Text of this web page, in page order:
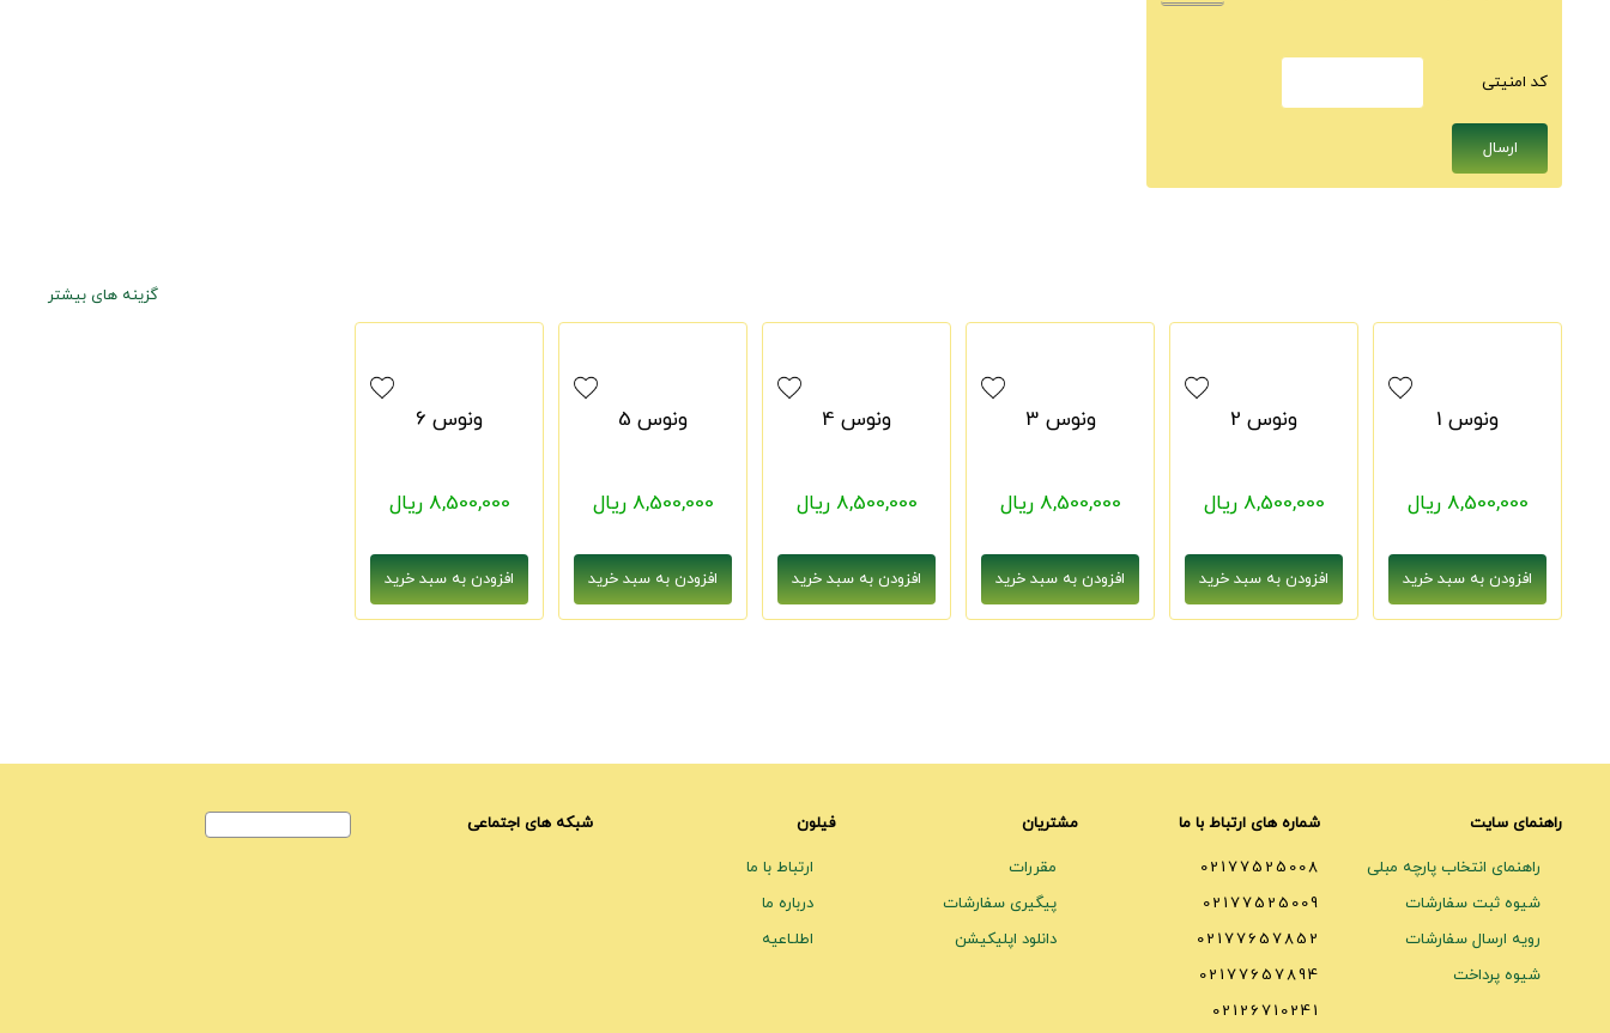
كد امنيتى
گزینه های بیشتر
ونوس 1
8,500,000 ریال
ونوس 2
8,500,000 ریال
ونوس 3
8,500,000 ریال
ونوس 4
8,500,000 ریال
ونوس 5
8,500,000 ریال
ونوس 6
8,500,000 ریال
راهنمای سایت
راهنمای انتخاب پارچه مبلی
شیوه ثبت سفارشات
رویه ارسال سفارشات
شیوه پرداخت
شماره های ارتباط با ما
02177525008
02177525009
02177657852
02177657894
02126710241
مشتریان
مقررات
پیگیری سفارشات
دانلود اپلیکیشن
فیلون
ارتباط با ما
درباره ما
اطلـاعیه
شبکه های اجتماعی